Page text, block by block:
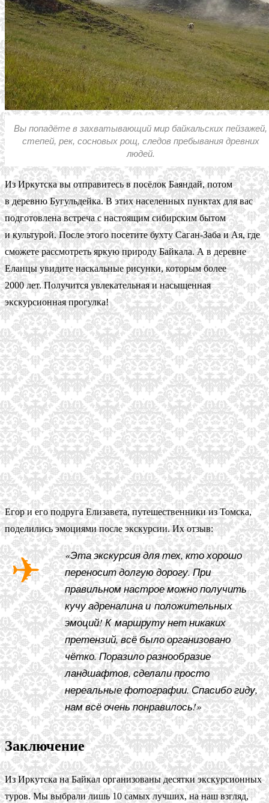
Вы попадёте в захватывающий мир байкальских пейзажей,
степей, рек, сосновых рощ, следов пребывания древних
людей.
Из Иркутска вы отправитесь в посёлок Баяндай, потом
в деревню Бугульдейка. В этих населенных пунктах для вас
подготовлена встреча с настоящим сибирским бытом
и культурой. После этого посетите бухту Саган-Заба и Ая, где
сможете рассмотреть яркую природу Байкала. А в деревне
Еланцы увидите наскальные рисунки, которым более
2000 лет. Получится увлекательная и насыщенная
экскурсионная прогулка!
Егор и его подруга Елизавета, путешественники из Томска,
поделились эмоциями после экскурсии. Их отзыв:
«Эта экскурсия для тех, кто хорошо
переносит долгую дорогу. При
правильном настрое можно получить
кучу адреналина и положительных
эмоций! К маршруту нет никаких
претензий, всё было организовано
чётко. Поразило разнообразие
ландшафтов, сделали просто
нереальные фотографии. Спасибо гиду,
нам всё очень понравилось!»
Заключение
Из Иркутска на Байкал организованы десятки экскурсионных
туров. Мы выбрали лишь 10 самых лучших, на наш взгляд,